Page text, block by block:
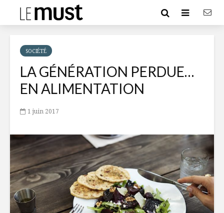
SOCIÉTÉ
LA GÉNÉRATION PERDUE…
EN ALIMENTATION
1 juin 2017